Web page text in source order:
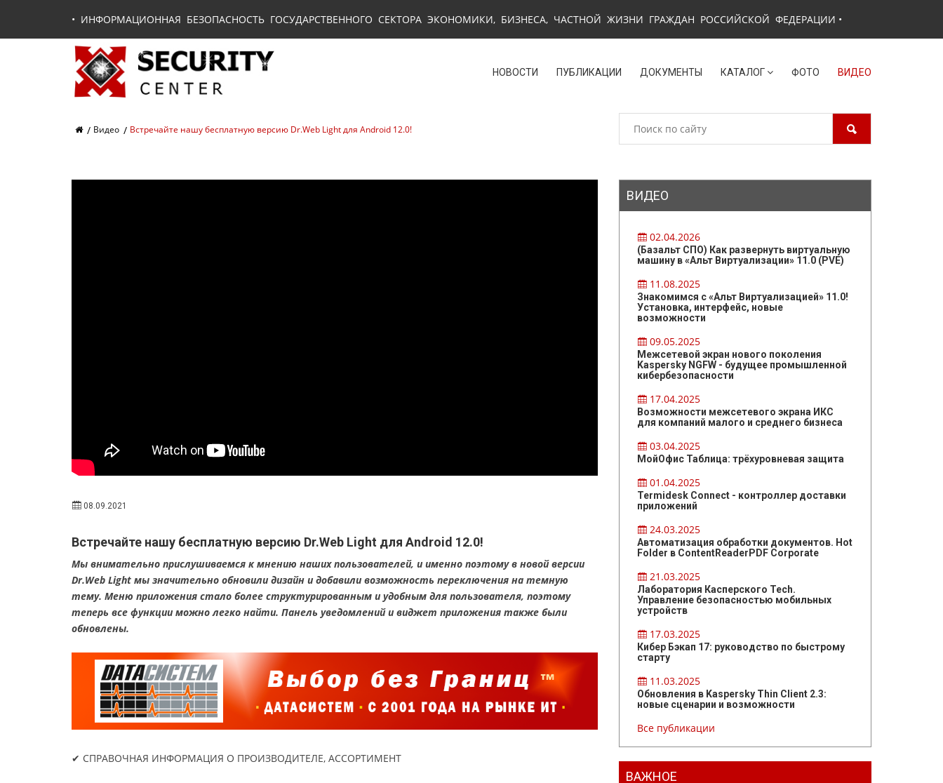
• ИНФОРМАЦИОННАЯ БЕЗОПАСНОСТЬ ГОСУДАРСТВЕННОГО СЕКТОРА ЭКОНОМИКИ, БИЗНЕСА, ЧАСТНОЙ ЖИЗНИ ГРАЖДАН РОССИЙСКОЙ ФЕДЕРАЦИИ •
НОВОСТИ ПУБЛИКАЦИИ ДОКУМЕНТЫ КАТАЛОГ ФОТО ВИДЕО
Видео Встречайте нашу бесплатную версию Dr.Web Light для Android 12.0!
08.09.2021
Встречайте нашу бесплатную версию Dr.Web Light для Android 12.0!
Мы внимательно прислушиваемся к мнению наших пользователей, и именно поэтому в новой версии
Dr.Web Light мы значительно обновили дизайн и добавили возможность переключения на темную
тему. Меню приложения стало более структурированным и удобным для пользователя, поэтому
теперь все функции можно легко найти. Панель уведомлений и виджет приложения также были
обновлены.
✔ СПРАВОЧНАЯ ИНФОРМАЦИЯ О ПРОИЗВОДИТЕЛЕ, АССОРТИМЕНТ
ВИДЕО
02.04.2026
(Базальт СПО) Как развернуть виртуальную
машину в «Альт Виртуализации» 11.0 (PVE)
11.08.2025
Знакомимся с «Альт Виртуализацией» 11.0!
Установка, интерфейс, новые
возможности
09.05.2025
Межсетевой экран нового поколения
Kaspersky NGFW - будущее промышленной
кибербезопасности
17.04.2025
Возможности межсетевого экрана ИКС
для компаний малого и среднего бизнеса
03.04.2025
МойОфис Таблица: трёхуровневая защита
01.04.2025
Termidesk Connect - контроллер доставки
приложений
24.03.2025
Автоматизация обработки документов. Hot
Folder в ContentReaderPDF Corporate
21.03.2025
Лаборатория Касперского Tech.
Управление безопасностью мобильных
устройств
17.03.2025
Кибер Бэкап 17: руководство по быстрому
старту
11.03.2025
Обновления в Kaspersky Thin Client 2.3:
новые сценарии и возможности
Все публикации
ВАЖНОЕ